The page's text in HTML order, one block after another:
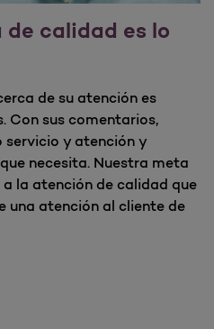
calidad es lo
de su atención es
Con sus comentarios,
servicio y atención y
necesita. Nuestra meta
la atención de calidad que
una atención al cliente de